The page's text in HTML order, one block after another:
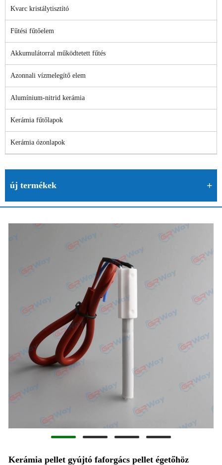
Kvarc kristálytisztító
Fűtési fűtőelem
Akkumulátorral működtetett fűtés
Azonnali vízmelegítő elem
Alumínium-nitrid kerámia
Kerámia fűtőlapok
Kerámia ózonlapok
új termékek
Kerámia pellet gyújtó faforgács pellet égetőhöz